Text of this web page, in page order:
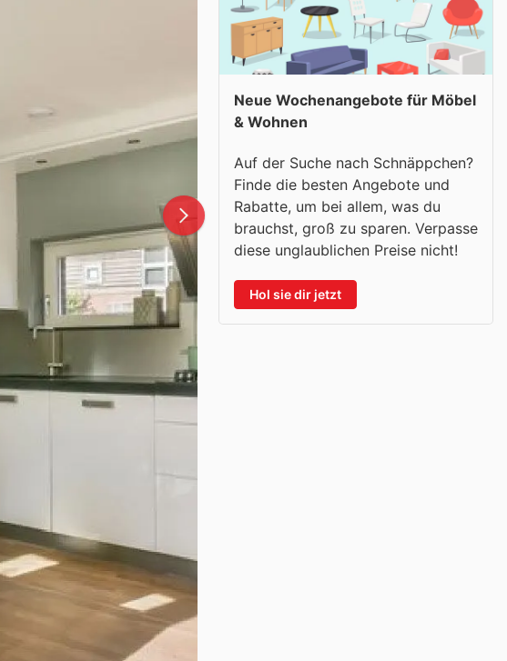
Neue Wochenangebote für Möbel
& Wohnen
Auf der Suche nach Schnäppchen?
Finde die besten Angebote und
Rabatte, um bei allem, was du
brauchst, groß zu sparen. Verpasse
diese unglaublichen Preise nicht!
Hol sie dir jetzt